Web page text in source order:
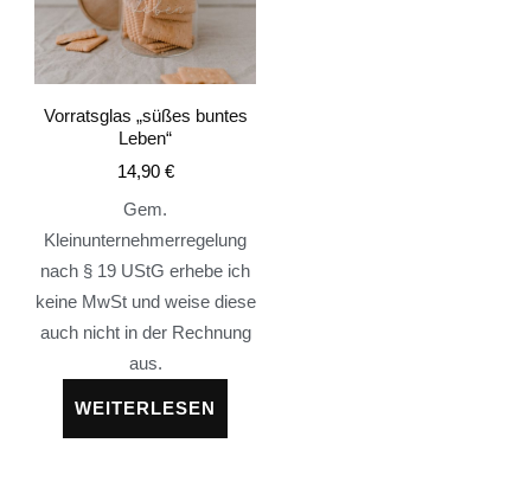
Vorratsglas „süßes buntes
Leben“
14,90 €
Gem.
Kleinunternehmerregelung
nach § 19 UStG erhebe ich
keine MwSt und weise diese
auch nicht in der Rechnung
aus.
WEITERLESEN